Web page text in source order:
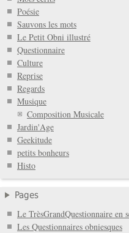
Poésie
Sauvons les mots
Le Petit Obni illustré
Questionnaire
Culture
Reprise
Regards
Musique
Composition Musicale
Jardin'Age
Geekitude
petits bonheurs
Histo
Pages
Le TrèsGrandQuestionnaire en
Les Questionnaires obniesques